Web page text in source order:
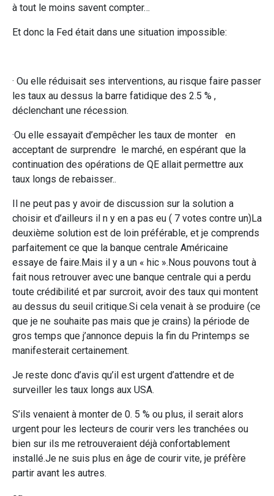
à tout le moins savent compter…
Et donc la Fed était dans une situation impossible:
· Ou elle réduisait ses interventions, au risque faire passer
les taux au dessus la barre fatidique des 2.5 % ,
déclenchant une récession.
·Ou elle essayait d’empêcher les taux de monter en
acceptant de surprendre le marché, en espérant que la
continuation des opérations de QE allait permettre aux
taux longs de rebaisser..
Il ne peut pas y avoir de discussion sur la solution a
choisir et d’ailleurs il n y en a pas eu ( 7 votes contre un)La
deuxième solution est de loin préférable, et je comprends
parfaitement ce que la banque centrale Américaine
essaye de faire.Mais il y a un « hic ».Nous pouvons tout à
fait nous retrouver avec une banque centrale qui a perdu
toute crédibilité et par surcroit, avoir des taux qui montent
au dessus du seuil critique.Si cela venait à se produire (ce
que je ne souhaite pas mais que je crains) la période de
gros temps que j’annonce depuis la fin du Printemps se
manifesterait certainement.
Je reste donc d’avis qu’il est urgent d’attendre et de
surveiller les taux longs aux USA.
S’ils venaient à monter de 0. 5 % ou plus, il serait alors
urgent pour les lecteurs de courir vers les tranchées ou
bien sur ils me retrouveraient déjà confortablement
installé.Je ne suis plus en âge de courir vite, je préfère
partir avant les autres.